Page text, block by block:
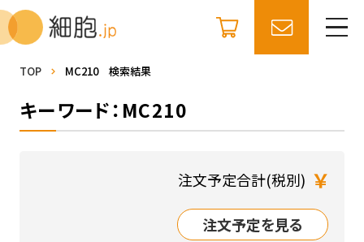
TOP MC210 検索結果
キーワード：MC210
注文予定合計(税別) ￥
注文予定を見る